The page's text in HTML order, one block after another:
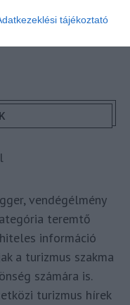
tájékoztató
WELLNESS WIZZAIR
vendégélmény
teremtő
információ
a turizmus szakma
számára is.
turizmus hírek